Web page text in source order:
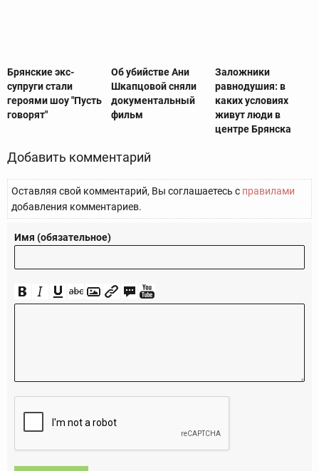
Брянские экс-
супруги стали
героями шоу "Пусть
говорят"
Об убийстве Ани
Шкапцовой сняли
документальный
фильм
Заложники
равнодушия: в
каких условиях
живут люди в
центре Брянска
Добавить комментарий
Оставляя свой комментарий, Вы соглашаетесь с правилами
добавления комментариев.
Имя (обязательное)